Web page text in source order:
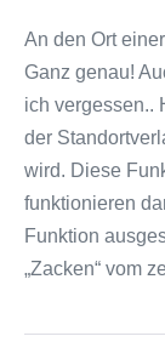
An den Ort
Ganz genau!
ich vergessen..
der
wird. Diese
funktionieren
Funktion
„Zacken“ vom